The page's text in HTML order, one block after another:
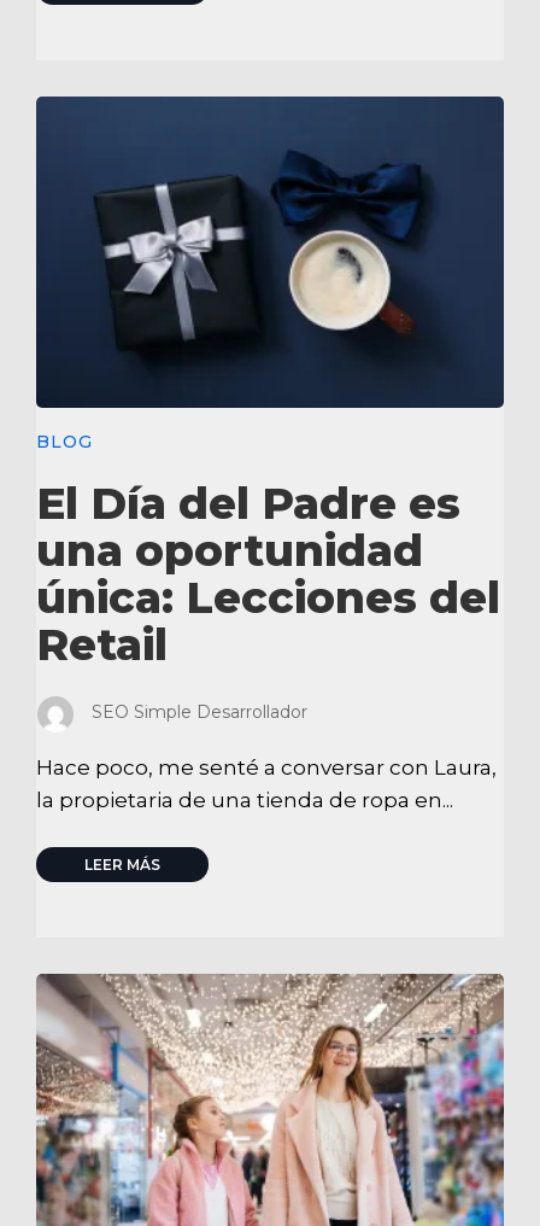
BLOG
El Día del Padre es
una oportunidad
única: Lecciones del
Retail
SEO Simple Desarrollador
Hace poco, me senté a conversar con Laura,
la propietaria de una tienda de ropa en...
LEER MÁS